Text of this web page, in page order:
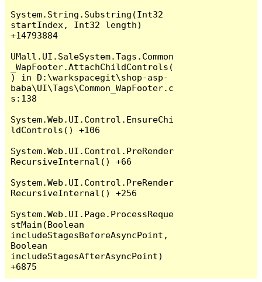
System.String.Substring(Int32
startIndex, Int32 length)
+14793884
UMall.UI.SaleSystem.Tags.Common
_WapFooter.AttachChildControls(
) in D:\warkspacegit\shop-asp-
baba\UI\Tags\Common_WapFooter.c
s:138
System.Web.UI.Control.EnsureChi
ldControls() +106
System.Web.UI.Control.PreRender
RecursiveInternal() +66
System.Web.UI.Control.PreRender
RecursiveInternal() +256
System.Web.UI.Page.ProcessReque
stMain(Boolean
includeStagesBeforeAsyncPoint,
Boolean
includeStagesAfterAsyncPoint)